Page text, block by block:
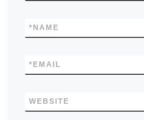
NAME
*
EMAIL
*
WEBSITE